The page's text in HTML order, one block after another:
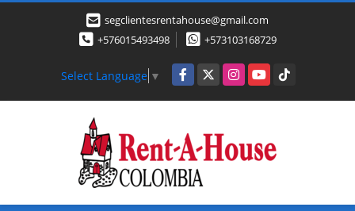
segclientesrentahouse@gmail.com
+576015493498
+573103168729
Select Language ▼ Facebook
X InstagramYouTubeTikTok